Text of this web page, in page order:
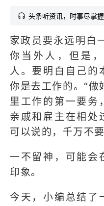
头条听资讯，时事尽掌握
家政员要永远明白
你当外人，但是
人。要明白自己的
你是去工作的。“做
里工作的第一要务
亲戚和雇主在相处
可以说的，千万不
一不留神，可能会
印象。
今天，小编总结了